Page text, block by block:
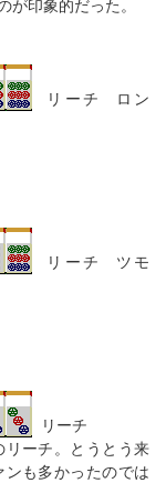
が印象的だった。
リーチ ロン
リーチ ツモ
リーチ
リーチ。とうとう来
も多かったのでは